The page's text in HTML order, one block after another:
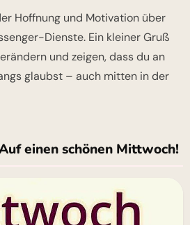
Hoffnung und Motivation über
Dienste. Ein kleiner Gruß
und zeigen, dass du an
glaubst – auch mitten in der
einen schönen Mittwoch!